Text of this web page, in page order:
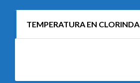
TEMPERATURA EN CLORINDA